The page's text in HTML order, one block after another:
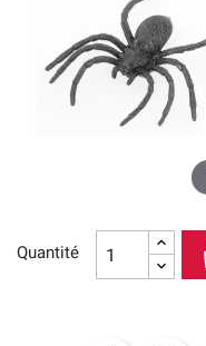
Quantité